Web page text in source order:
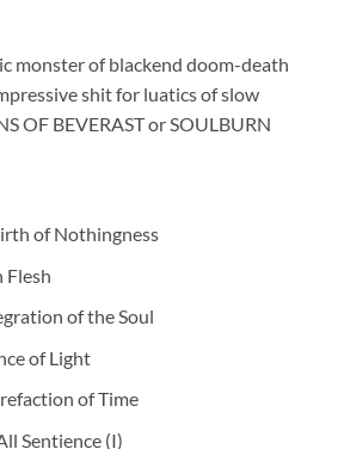
monster of blackend doom-death
shit for luatics of slow
OF BEVERAST or SOULBURN
of Nothingness
Flesh
of the Soul
of Light
of Time
Sentience (I)